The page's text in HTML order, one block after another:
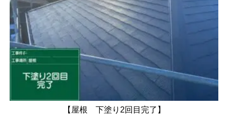
【屋根 下塗り2回目完了】